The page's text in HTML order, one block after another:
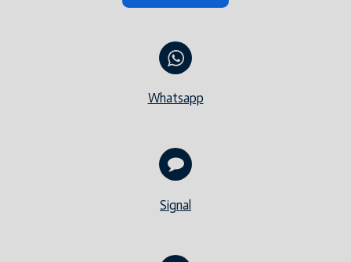
Whatsapp
Signal